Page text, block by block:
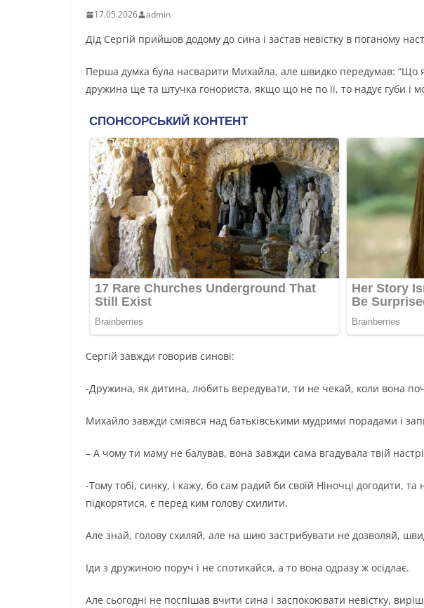
17.05.2026 admin
Дід Сергій прийшов додому до сина і застав невістку в поганому
Перша думка була насварити Михайла, але швидко передумав: “Що
дружина ще та штучка гонориста, якщо що не по її, то надує губи і
Сергій завжди говорив синові:
-Дружина, як дитина, любить вередувати, ти не чекай, коли вона
Михайло завжди сміявся над батьківськими мудрими порадами і
– А чому ти маму не балував, вона завжди сама вгадувала твій
-Тому тобі, синку, і кажу, бо сам радий би своїй Ніночці догодити,
підкорятися, є перед ким голову схилити.
Але знай, голову схиляй, але на шию застрибувати не дозволяй,
Іди з дружиною поруч і не спотикайся, а то вона одразу ж осідлає.
Але сьогодні не поспішав вчити сина і заспокоювати невістку,